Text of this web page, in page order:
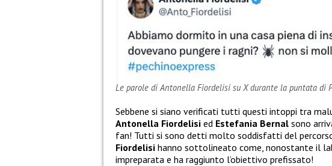
Le parole di Antonella Fiordelisi su X durante la puntata di
Sebbene si siano verificati tutti questi intoppi tra
Antonella Fiordelisi ed Estefania Bernal sono
fan! Tutti si sono detti molto soddisfatti del
Fiordelisi hanno sottolineato come, nonostante il
impreparata e ha raggiunto l’obiettivo prefissato!